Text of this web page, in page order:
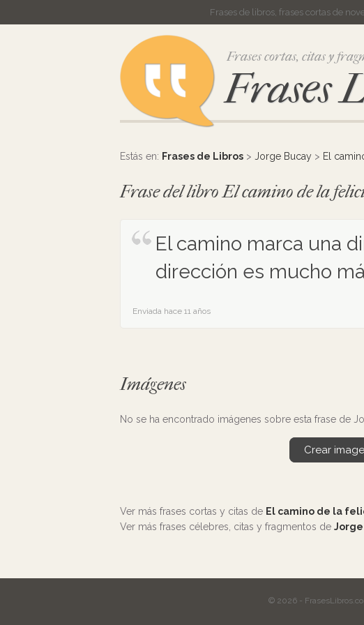
Frases de libros, frases cortas de
Frases cortas, citas y
Frases
Estás en: Frases de Libros > Jorge Bucay > El
Frase del libro El camino de la
El camino marca una
dirección es mucho
Enviada hace 11 años
Imágenes
No se ha encontrado imágenes sobre esta frase de
Crear
Ver más frases cortas y citas de El camino de la
Ver más frases célebres, citas y fragmentos de
© 2026 -